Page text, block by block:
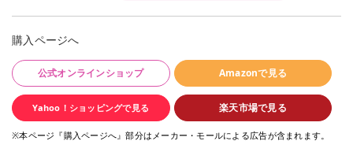
購入ページへ
公式オンラインショップ Amazonで見る
Yahoo！ショッピングで見る 楽天市場で見る
※本ページ『購入ページへ』部分はメーカー・モールによる広告が含まれます。